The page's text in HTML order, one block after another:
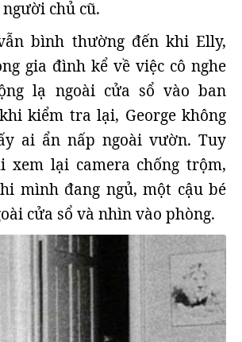
chủ cũ.
bình thường đến khi Elly,
gia đình kể về việc cô nghe
lạ ngoài cửa sổ vào ban
kiểm tra lại, George không
ai ẩn nấp ngoài vườn. Tuy
xem lại camera chống trộm,
mình đang ngủ, một cậu bé
cửa sổ và nhìn vào phòng.